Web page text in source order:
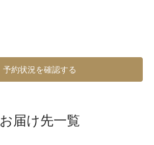
予約状況を確認する
お届け先一覧